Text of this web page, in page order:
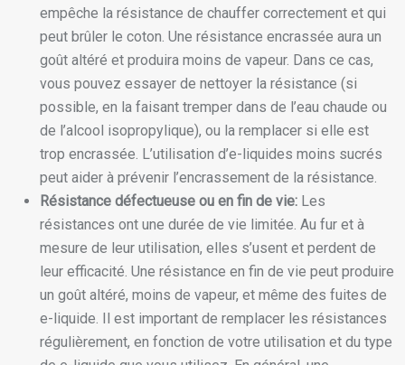
empêche la résistance de chauffer correctement et qui
peut brûler le coton. Une résistance encrassée aura un
goût altéré et produira moins de vapeur. Dans ce cas,
vous pouvez essayer de nettoyer la résistance (si
possible, en la faisant tremper dans de l’eau chaude ou
de l’alcool isopropylique), ou la remplacer si elle est
trop encrassée. L’utilisation d’e-liquides moins sucrés
peut aider à prévenir l’encrassement de la résistance.
Résistance défectueuse ou en fin de vie: Les
résistances ont une durée de vie limitée. Au fur et à
mesure de leur utilisation, elles s’usent et perdent de
leur efficacité. Une résistance en fin de vie peut produire
un goût altéré, moins de vapeur, et même des fuites de
e-liquide. Il est important de remplacer les résistances
régulièrement, en fonction de votre utilisation et du type